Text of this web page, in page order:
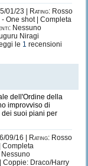
Writer's Dream -
Time" - Silk (Saint
01/23 | Rating: Rosso
- One shot | Completa
Nessuno
Niragi
le 1 recensioni
dell'Ordine della
improvviso di
dei suoi piani per
09/16 | Rating: Rosso
Completa
Nessuno
Coppie: Draco/Harry